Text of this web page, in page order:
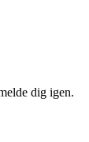
dig igen.